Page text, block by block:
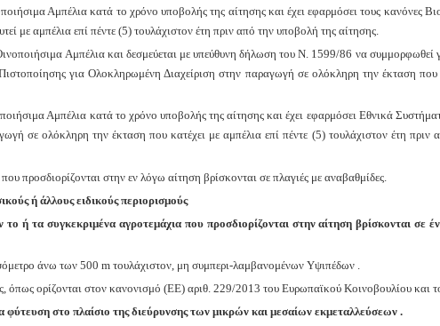
Αμπέλια κατά το χρόνο υποβολής της αίτησης και έχει εφαρμόσει τους κανόνες
με αμπέλια επί πέντε (5) τουλάχιστον έτη πριν από την υποβολή της αίτησης.
Αμπέλια και δεσμεύεται με υπεύθυνη δήλωση του Ν. 1599/86 να συμμορφωθεί
για Ολοκληρωμένη Διαχείριση στην παραγωγή σε ολόκληρη την έκταση που
Αμπέλια κατά το χρόνο υποβολής της αίτησης και έχει εφαρμόσει Εθνικά
σε ολόκληρη την έκταση που κατέχει με αμπέλια επί πέντε (5) τουλάχιστον έτη πριν
προσδιορίζονται στην εν λόγω αίτηση βρίσκονται σε πλαγιές με αναβαθμίδες.
ή άλλους ειδικούς περιορισμούς
ή τα συγκεκριμένα αγροτεμάχια που προσδιορίζονται στην αίτηση βρίσκονται σε
άνω των 500 m τουλάχιστον, μη συμπερι-λαμβανομένων Υψιπέδων .
όπως ορίζονται στον κανονισμό (ΕΕ) αριθ. 229/2013 του Ευρωπαϊκού Κοινοβουλίου και
φύτευση στο πλαίσιο της διεύρυνσης των μικρών και μεσαίων εκμεταλλεύσεων .